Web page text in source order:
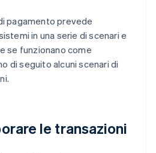
pagamento prevede
in una serie di scenari e
se funzionano come
di seguito alcuni scenari di
le transazioni